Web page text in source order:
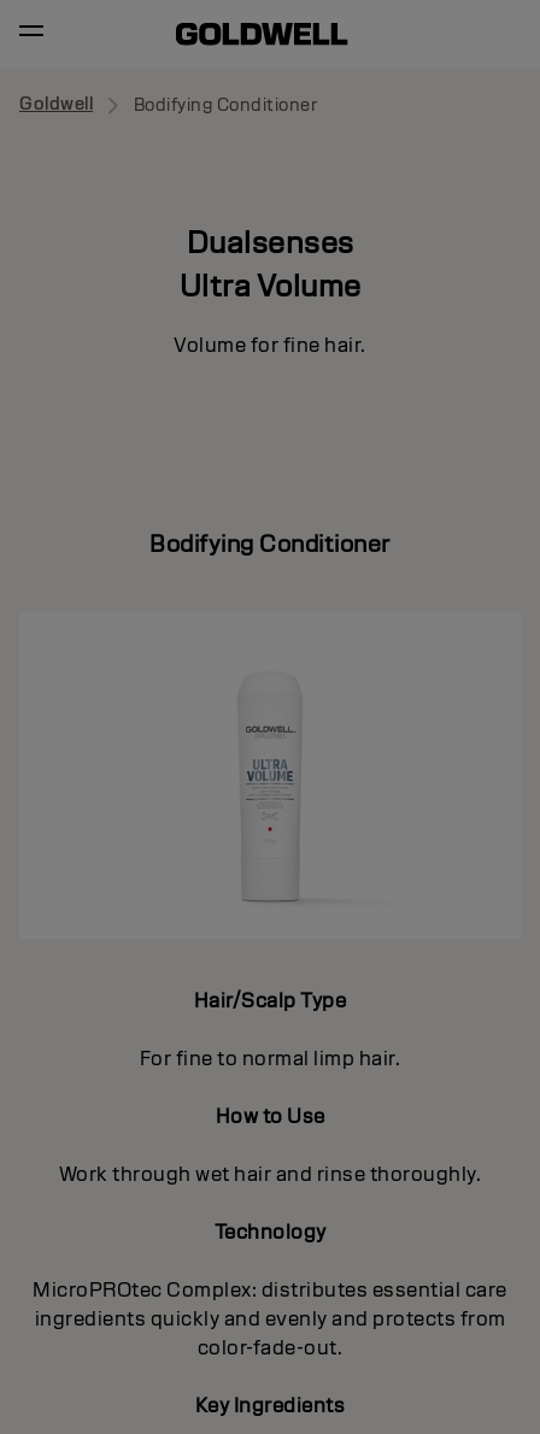
Goldwell Bodifying Conditioner
Dualsenses
Ultra Volume
Volume for fine hair.
Bodifying Conditioner
Hair/Scalp Type
For fine to normal limp hair.
How to Use
Work through wet hair and rinse thoroughly.
Technology
MicroPROtec Complex: distributes essential care
ingredients quickly and evenly and protects from
color-fade-out.
Key Ingredients